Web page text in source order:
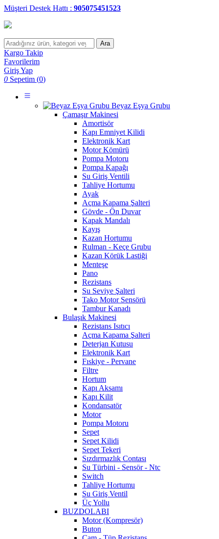
Müşteri Destek Hattı : 905075451523
Ara
Kargo Takip
Favorilerim
Giriş Yap
0 Sepetim (0)
Beyaz Eşya Grubu
Çamaşır Makinesi
Amortisör
Kapı Emniyet Kilidi
Elektronik Kart
Motor Kömürü
Pompa Motoru
Pompa Kapağı
Su Giriş Ventili
Tahliye Hortumu
Ayak
Açma Kapama Şalteri
Gövde - Ön Duvar
Kapak Mandalı
Kayış
Kazan Hortumu
Rulman - Keçe Grubu
Kazan Körük Lastiği
Menteşe
Pano
Rezistans
Su Seviye Şalteri
Tako Motor Sensörü
Tambur Kanadı
Bulaşık Makinesi
Rezistans Isıtıcı
Açma Kapama Şalteri
Deterjan Kutusu
Elektronik Kart
Fıskiye - Pervane
Filtre
Hortum
Kapı Aksamı
Kapı Kilit
Kondansatör
Motor
Pompa Motoru
Sepet
Sepet Kilidi
Sepet Tekeri
Sızdırmazlık Contası
Su Türbini - Sensör - Ntc
Switch
Tahliye Hortumu
Su Giriş Ventil
Üç Yollu
BUZDOLABI
Motor (Kompresör)
Buton